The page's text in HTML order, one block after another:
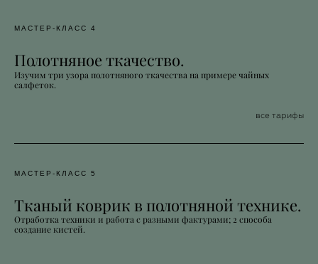
МАСТЕР-КЛАСС 4
Полотняное ткачество.
Изучим три узора полотняного ткачества на примере чайных
салфеток.
все тарифы
МАСТЕР-КЛАСС 5
Тканый коврик в полотняной технике.
Отработка техники и работа с разными фактурами; 2 способа
создание кистей.